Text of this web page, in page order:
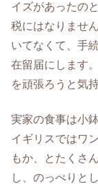
イズがあったの
税にはなりませ
いてなくて、手
在留届にします
を頑張ろうと気
実家の食事は小
イギリスではワ
もか、とたくさ
し、のっぺりと